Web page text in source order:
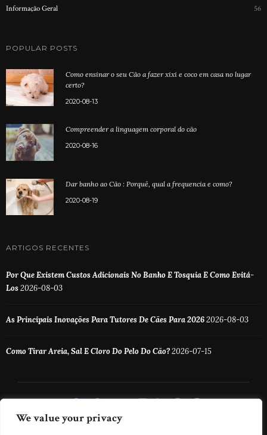
We value your privacy
Informação Geral 56
POPULAR POSTS
Como ensinar o seu Cão a fazer xixi e coco em casa no lugar
certo?
2020-08-13
Compreender a linguagem corporal do cão
2020-08-16
Dar banho ao Cão : Porquê, qual a frequencia e como?
2020-08-19
ARTIGOS RECENTES
Por Que Existem Custos Adicionais No Banho E Tosquia E Como Evitá-
Los2026-08-03
As Principais Inovações Para Tutores De Cães Para 20262026-08-03
Como Tirar Areia, Sal E Cloro Do Pelo Do Cão?2026-07-15